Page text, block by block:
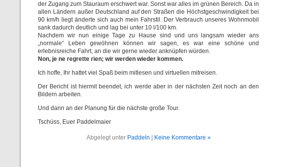
der Zugang zum Stauraum erschwert war. Sonst war alles im grünen Bereich. Da in
allen Ländern außer Deutschland auf den Straßen die Höchstgeschwindigkeit bei
90 km/h liegt änderte sich auch mein Fahrstil. Der Verbrauch unseres Wohnmobil
sank dadurch deutlich und lag bei unter 10 l/100 km.
Nachdem wir nun einige Tage zu Hause sind und uns langsam wieder ans
„normale“ Leben gewöhnen können wir sagen, es war eine schöne und
erlebnisreiche Fahrt, an die wir gerne wieder anknüpfen würden.
Non, je ne regrette rien; wir werden wieder kommen.
Ich hoffe, Ihr hattet viel Spaß beim mitlesen und virtuellen mitreisen.
Der Bericht ist hiermit beendet, ich werde aber in der nächsten Zeit noch an den
Bildern arbeiten.
Und dann an der Planung für die nächste große Tour.
Tschüss, Euer Paddelmaier
Abgelegt unter Paddeln Keine Kommentare »